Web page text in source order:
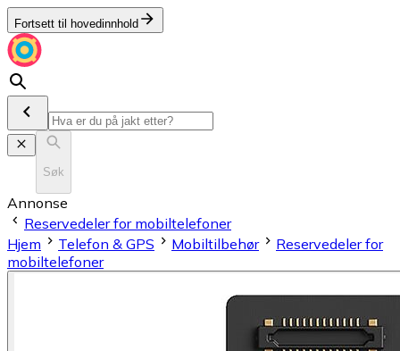
Fortsett til hovedinnhold
Søk
Annonse
Reservedeler for mobiltelefoner
Hjem
Telefon & GPS Mobiltilbehør
Reservedeler for
mobiltelefoner